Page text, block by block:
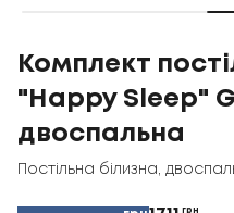
Комплект
"Happy Sleep"
двоспальна
Постільна білизна
грн